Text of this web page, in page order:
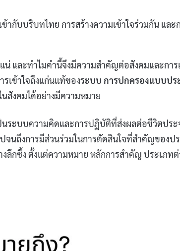
กับบริบทไทย การสร้างความเข้าใจร่วมกัน และ
น่ และทำไมคำนี้จึงมีความสำคัญต่อสังคมและการ
รเข้าใจถึงแก่นแท้ของระบบ การปกครองแบบปร
สังคมได้อย่างมีความหมาย
ระบบความคิดและการปฏิบัติที่ส่งผลต่อชีวิตประ
จนถึงการมีส่วนร่วมในการตัดสินใจที่สำคัญของ
งลึกซึ้ง ตั้งแต่ความหมาย หลักการสำคัญ ประเภทต่